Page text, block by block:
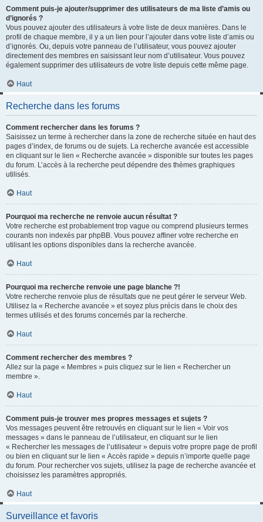
Comment puis-je ajouter/supprimer des utilisateurs de ma liste d’amis ou
d’ignorés ?
Vous pouvez ajouter des utilisateurs à votre liste de deux manières. Dans le
profil de chaque membre, il y a un lien pour l’ajouter dans votre liste d’amis ou
d’ignorés. Ou, depuis votre panneau de l’utilisateur, vous pouvez ajouter
directement des membres en saisissant leur nom d’utilisateur. Vous pouvez
également supprimer des utilisateurs de votre liste depuis cette même page.
Haut
Recherche dans les forums
Comment rechercher dans les forums ?
Saisissez un terme à rechercher dans la zone de recherche située en haut des
pages d’index, de forums ou de sujets. La recherche avancée est accessible
en cliquant sur le lien « Recherche avancée » disponible sur toutes les pages
du forum. L’accès à la recherche peut dépendre des thèmes graphiques
utilisés.
Haut
Pourquoi ma recherche ne renvoie aucun résultat ?
Votre recherche est probablement trop vague ou comprend plusieurs termes
courants non indexés par phpBB. Vous pouvez affiner votre recherche en
utilisant les options disponibles dans la recherche avancée.
Haut
Pourquoi ma recherche renvoie une page blanche ?!
Votre recherche renvoie plus de résultats que ne peut gérer le serveur Web.
Utilisez la « Recherche avancée » et soyez plus précis dans le choix des
termes utilisés et des forums concernés par la recherche.
Haut
Comment rechercher des membres ?
Allez sur la page « Membres » puis cliquez sur le lien « Rechercher un
membre ».
Haut
Comment puis-je trouver mes propres messages et sujets ?
Vos messages peuvent être retrouvés en cliquant sur le lien « Voir vos
messages » dans le panneau de l’utilisateur, en cliquant sur le lien
« Rechercher les messages de l’utilisateur » depuis votre propre page de profil
ou bien en cliquant sur le lien « Accès rapide » depuis n’importe quelle page
du forum. Pour rechercher vos sujets, utilisez la page de recherche avancée et
choisissez les paramètres appropriés.
Haut
Surveillance et favoris